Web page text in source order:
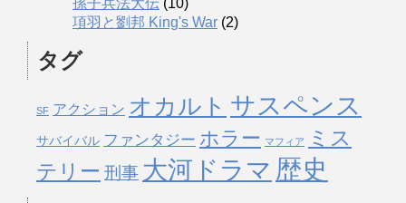
孫子兵法大伝 (10)
項羽と劉邦 King's War (2)
タグ
SF アクション オカルト サスペンス
サバイバル ファンタジー ホラー マフィア
ミス
テリー 刑事 大河ドラマ 歴史